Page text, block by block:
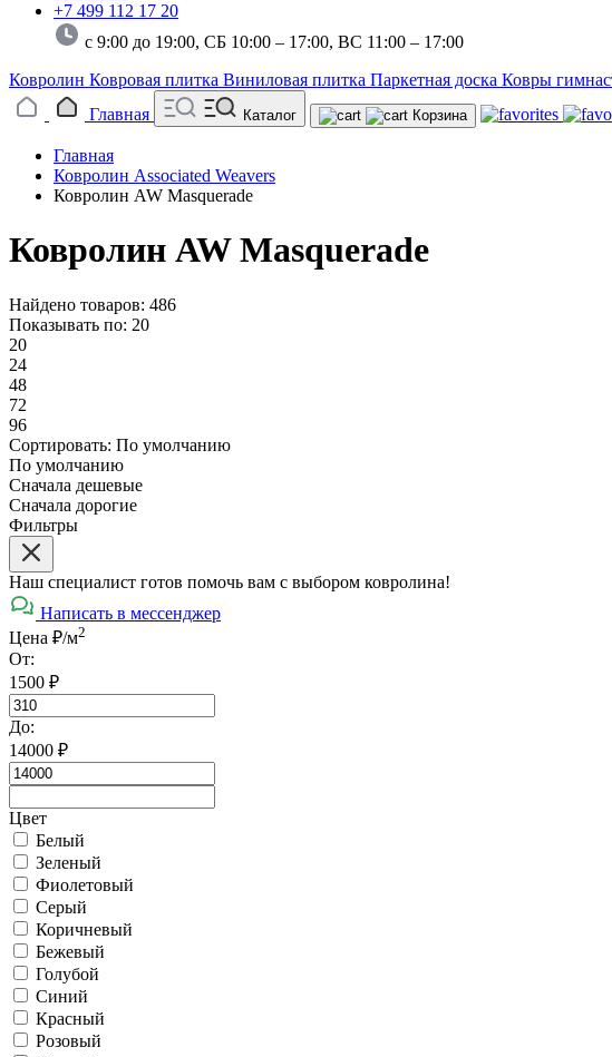
+7 499 112 17 20
с 9:00 до 19:00, СБ 10:00 – 17:00, ВС 11:00 – 17:00
Ковролин Ковровая плитка Виниловая плитка Паркетная доска Ковры
Главная
Каталог Корзина
Главная
Ковролин Associated Weavers
Ковролин AW Masquerade
Ковролин AW Masquerade
Найдено товаров: 486
Показывать по: 20
20
24
48
72
96
Сортировать: По умолчанию
По умолчанию
Сначала дешевые
Сначала дорогие
Фильтры
Наш специалист готов помочь вам с выбором ковролина!
Написать в мессенджер
Цена ₽/м2
От:
1500 ₽
До:
14000 ₽
Цвет
Белый
Зеленый
Фиолетовый
Серый
Коричневый
Бежевый
Голубой
Синий
Красный
Розовый